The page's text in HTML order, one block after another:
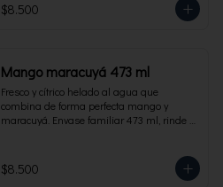
$8.500
Mango maracuyá 473 ml
Fresco y cítrico helado al agua que
combina de forma perfecta mango y
maracuyá. Envase familiar 473 ml, rinde 4
$8.500